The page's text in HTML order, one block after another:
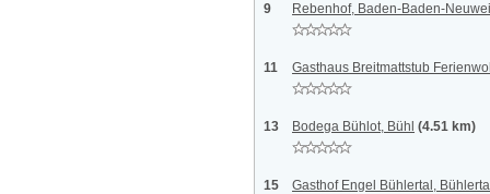
9 Rebenhof, Baden-Baden-
11 Gasthaus Breitmattstub
13 Bodega Bühlot, Bühl (4.51 km)
15 Gasthof Engel Bühlertal,